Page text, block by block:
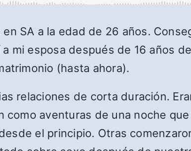
SA a la edad de 26 años.
mi esposa después de 16 años
(hasta ahora).
relaciones de corta duración.
como aventuras de una noche
el principio. Otras